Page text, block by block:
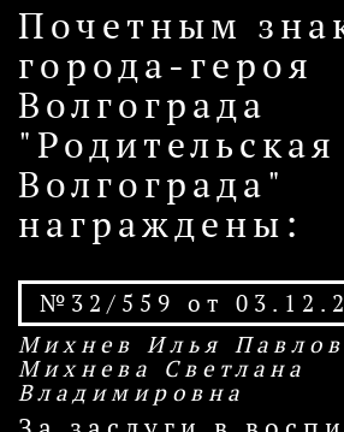
Почетным
города-героя
Волгограда
"Родительская
Волгограда"
награждены:
№32/559 от
Михнев Илья
Михнева Светлана
Владимировна